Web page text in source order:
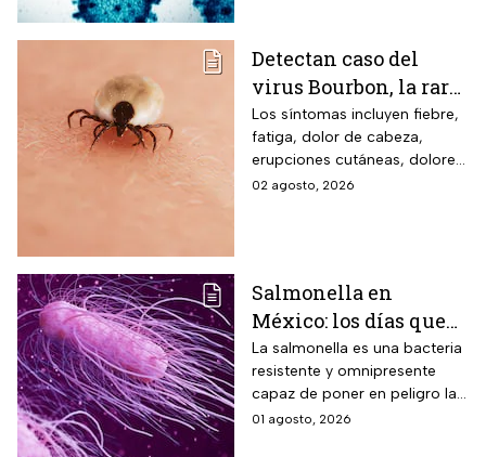
Detectan caso del
virus Bourbon, la rara
enfermedad
transmitida por
garrapatas que no
tiene cura ni vacuna
Los síntomas incluyen fiebre,
fatiga, dolor de cabeza,
erupciones cutáneas, dolores
musculares, náuseas y
02 agosto, 2026
Salmonella en
México: los días que
dura la bacteria en el
cuerpo humano
La salmonella es una bacteria
resistente y omnipresente
capaz de poner en peligro la
vida de una persona
01 agosto, 2026